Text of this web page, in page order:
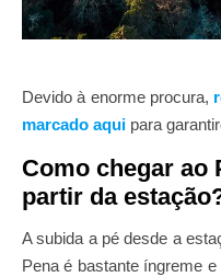
Devido à enorme procura,
marcado aqui para
Como chegar ao
partir da
A subida a pé desde a
Pena é bastante íngreme